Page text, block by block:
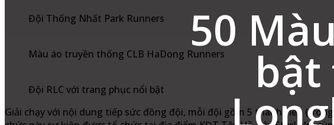
50
bật
Đội Thống Nhất Park Runners
Màu áo truyền thống CLB HaDong Runners
Đội RLC với trang phục nổi bật
Giải chạy với nội dung tiếp sức đồng đội, mỗi đội gồm 5 thành viên